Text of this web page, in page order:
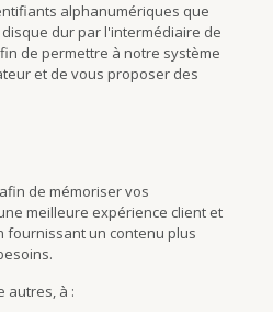
alphanumériques que
dur par l'intermédiaire de
de permettre à notre système
et de vous proposer des
de mémoriser vos
meilleure expérience client et
fournissant un contenu plus
autres, à :